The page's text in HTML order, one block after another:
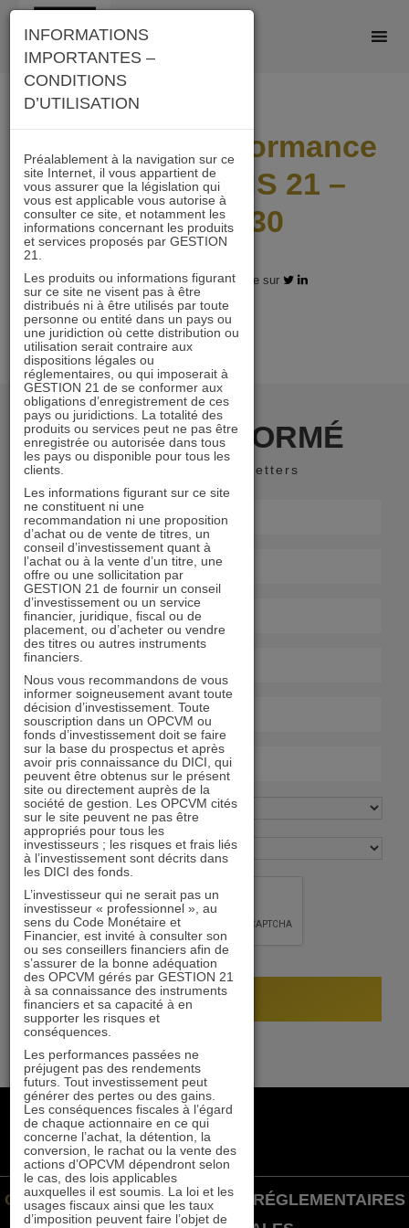
Skip
content
Reporting Performance
ESG ACTIONS 21 –
2025-06-30
08.01.2026 - Partagez l'article sur
RESTER INFORMÉ
Recevoir nos newsletters
+33 1 84 79 90 24
gestion21@gestion21.fr
8 rue Volney, 75002 Paris
GESTION 21 ©INFORMATIONS RÉGLEMENTAIRES
INFORMATIONS
IMPORTANTES –
CONDITIONS
D’UTILISATION
Préalablement à la navigation sur ce
site Internet, il vous appartient de
vous assurer que la législation qui
vous est applicable vous autorise à
consulter ce site, et notamment les
informations concernant les produits
et services proposés par GESTION
21.
Les produits ou informations figurant
sur ce site ne visent pas à être
distribués ni à être utilisés par toute
personne ou entité dans un pays ou
une juridiction où cette distribution ou
utilisation serait contraire aux
dispositions légales ou
réglementaires, ou qui imposerait à
GESTION 21 de se conformer aux
obligations d’enregistrement de ces
pays ou juridictions. La totalité des
produits ou services peut ne pas être
enregistrée ou autorisée dans tous
les pays ou disponible pour tous les
clients.
Les informations figurant sur ce site
ne constituent ni une
recommandation ni une proposition
d’achat ou de vente de titres, un
conseil d’investissement quant à
l’achat ou à la vente d’un titre, une
offre ou une sollicitation par
GESTION 21 de fournir un conseil
d’investissement ou un service
financier, juridique, fiscal ou de
placement, ou d’acheter ou vendre
des titres ou autres instruments
financiers.
Nous vous recommandons de vous
informer soigneusement avant toute
décision d’investissement. Toute
souscription dans un OPCVM ou
fonds d’investissement doit se faire
sur la base du prospectus et après
avoir pris connaissance du DICI, qui
peuvent être obtenus sur le présent
site ou directement auprès de la
société de gestion. Les OPCVM cités
sur le site peuvent ne pas être
appropriés pour tous les
investisseurs ; les risques et frais liés
à l’investissement sont décrits dans
les DICI des fonds.
L’investisseur qui ne serait pas un
investisseur « professionnel », au
sens du Code Monétaire et
Financier, est invité à consulter son
ou ses conseillers financiers afin de
s’assurer de la bonne adéquation
des OPCVM gérés par GESTION 21
à sa connaissance des instruments
financiers et sa capacité à en
supporter les risques et
conséquences.
Les performances passées ne
préjugent pas des rendements
futurs. Tout investissement peut
générer des pertes ou des gains.
Les conséquences fiscales à l’égard
de chaque actionnaire en ce qui
concerne l’achat, la détention, la
conversion, le rachat ou la vente des
actions d’OPCVM dépendront selon
le cas, des lois applicables
auxquelles il est soumis. La loi et les
usages fiscaux ainsi que les taux
d’imposition peuvent faire l’objet de